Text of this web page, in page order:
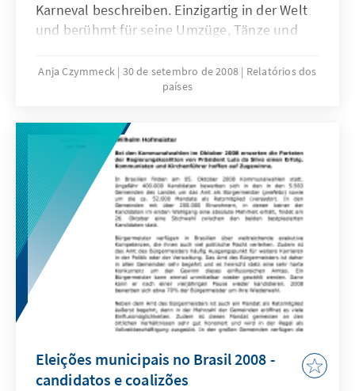
Karneval beschreiben. Einzigartig in der Welt
und berühmt für seine Umzüge, Tänze und
korruptionsanfällig wäre die passende
Beschreibung für ein ähnlich anmutendes
Anja Czymmeck 30 de setembro de 2008
Relatórios dos
países
Eleições municipais no Brasil 2008 -
candidatos e coalizões